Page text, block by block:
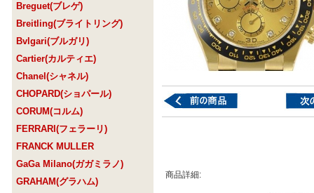
Breguet(ブレゲ)
Breitling(ブライトリング)
Bvlgari(ブルガリ)
Cartier(カルティエ)
Chanel(シャネル)
CHOPARD(ショパール)
CORUM(コルム)
FERRARI(フェラーリ)
FRANCK MULLER
GaGa Milano(ガガミラノ)
GRAHAM(グラハム)
商品詳細: